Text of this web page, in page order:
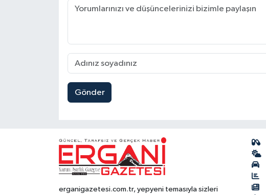
Gönder
erganigazetesi.com.tr, yepyeni temasıyla sizleri